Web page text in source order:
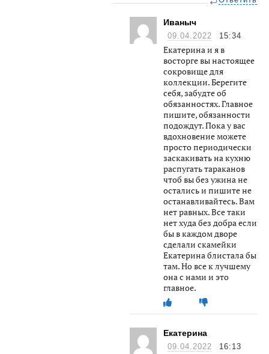
Иваныч
09.04.2022 15:34
Екатерина и я в
восторге вы настоящее
сокровище для
коллекции. Берегите
себя, забудте об
обязанностях. Главное
пишите, обязанности
подождут. Пока у вас
вдохновение можете
просто периодически
заскакивать на кухню
распугать тараканов
чтоб вы без ужина не
остались и пишите не
останавливайтесь. Вам
нет равных. Все таки
нет худа без добра если
бы в каждом дворе
сделали скамейки
Екатерина блистала бы
там. Но все к лучшему
она с нами и это
главное.
Екатерина
09.04.2022 16:13